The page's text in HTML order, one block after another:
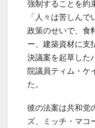
強制することを約
「人々は苦しん
政策のせいで、食
ー、建築資材に支
決議案を起草した
院議員ティム・ケ
た。
彼の法案は共和党
ズ、ミッチ・マコ